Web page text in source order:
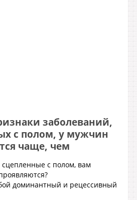
заболеваний,
с полом, у мужчин
чаще, чем
сцепленные с полом, вам
доминантный и рецессивный